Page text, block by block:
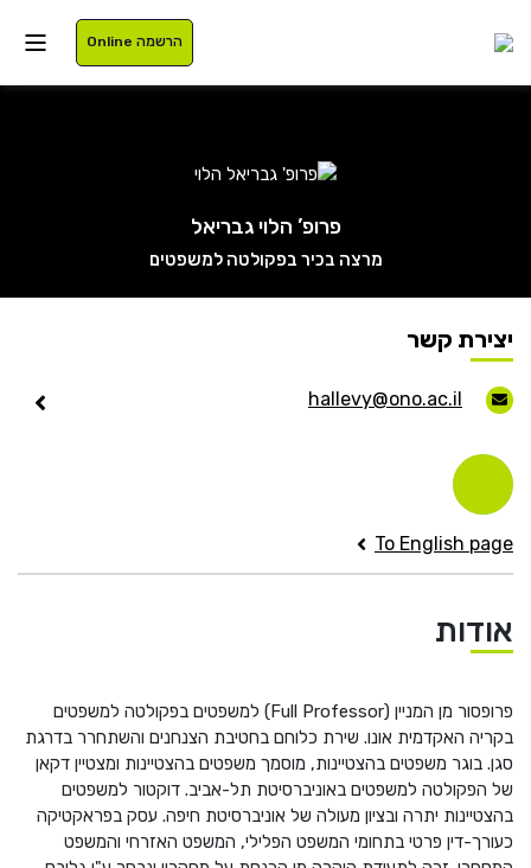
סגל
רישום
International
He
English
הרשמה Online
פרופ’ הלוי גבריאל
מרצה בכיר בפקולטה למשפטים
יצירת קשר
hallevy@ono.ac.il
To English page
אודות
פרופסור מן המניין (Full Professor) למשפטים בפקולטה למשפטים
בקריה האקדמית אונו. שירת כלוחם בחטיבת הצנחנים והשתחרר בדרגת
סגן. בוגר משפטים בהצטיינות, מוסמך משפטים בהצטיינות ומצטיין דקאן
של הפקולטה למשפטים באוניברסיטת תל-אביב. דוקטור למשפטים
בהצטיינות יתרה ובציון מעולה של אוניברסיטת חיפה. עסק בפראקטיקה
כעורך-דין פרטי בתחומי המשפט הפלילי, המשפט האזרחי והמשפט